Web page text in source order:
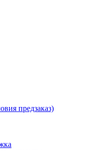
предзаказ)